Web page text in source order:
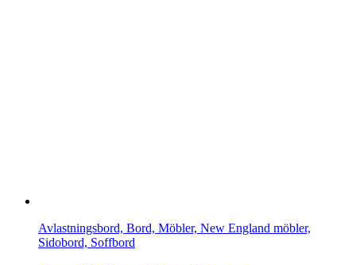
Avlastningsbord, Bord, Möbler, New England möbler,
Sidobord, Soffbord